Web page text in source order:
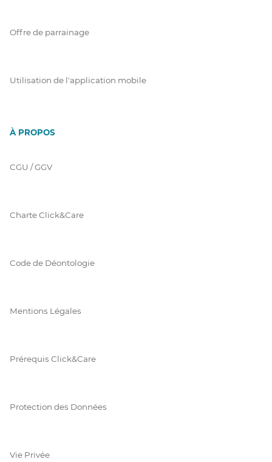
Offre de parrainage
Utilisation de l'application mobile
À PROPOS
CGU / GGV
Charte Click&Care
Code de Déontologie
Mentions Légales
Prérequis Click&Care
Protection des Données
Vie Privée